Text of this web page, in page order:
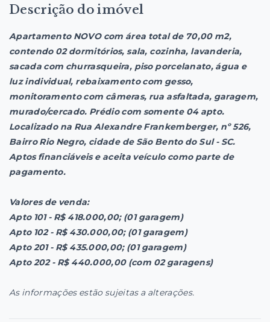
Descrição do imóvel
Apartamento NOVO com área total de 70,00 m2,
contendo 02 dormitórios, sala, cozinha, lavanderia,
sacada com churrasqueira, piso porcelanato, água e
luz individual, rebaixamento com gesso,
monitoramento com câmeras, rua asfaltada, garagem,
murado/cercado. Prédio com somente 04 apto.
Localizado na Rua Alexandre Frankemberger, nº 526,
Bairro Rio Negro, cidade de São Bento do Sul - SC.
Aptos financiáveis e aceita veículo como parte de
pagamento.
Valores de venda:
Apto 101 - R$ 418.000,00; (01 garagem)
Apto 102 - R$ 430.000,00; (01 garagem)
Apto 201 - R$ 435.000,00; (01 garagem)
Apto 202 - R$ 440.000,00 (com 02 garagens)
As informações estão sujeitas a alterações.